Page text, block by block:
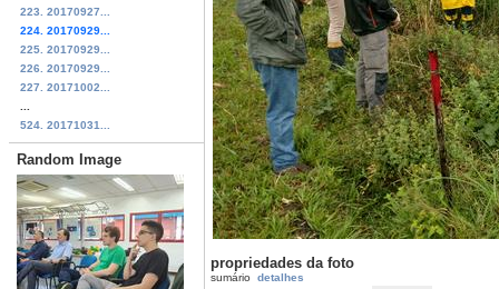
223. 20170927...
224. 20170929...
225. 20170929...
226. 20170929...
227. 20171002...
524. 20171031...
Random Image
propriedades da foto
sumário detalhes